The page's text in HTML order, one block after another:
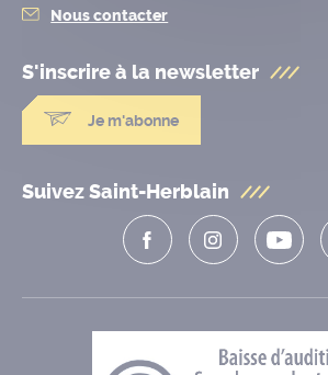
Nous contacter
S'inscrire à la newsletter
Je m'abonne
Suivez Saint-Herblain